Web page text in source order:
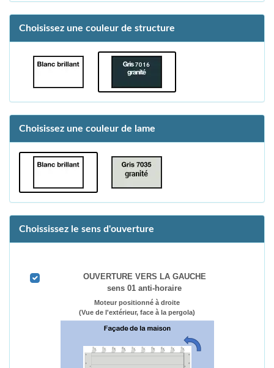
Choisissez une couleur de structure
Choisissez une couleur de lame
Choississez le sens d'ouverture
OUVERTURE VERS LA GAUCHE
sens 01 anti-horaire
Moteur positionné à droite
(Vue de l'extérieur, face à la pergola)